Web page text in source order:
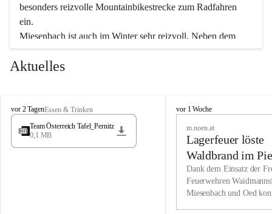
besonders reizvolle Mountainbikestrecke zum Radfahren
ein.
Miesenbach ist auch im Winter sehr reizvoll. Neben dem
Eisstockschießen gibt es auf dem nahe gelegenen Unterberg
wunderschöne Naturschneepisten, die zum Schifahren oder
vielfältige Angebot unserer Kulturvereine.
Überzeugen Sie sich selbst, dass Sie in Miesenbach sowie
in den Beherbergungsbetrieben, Gaststätten und urigen
Wir kennen Miesenbach als lebens- und liebenswerten Ort.
Tradition und Innovation werden ebenso groß geschrieben
Aktuelles
M
i
s
vor 2 TagenEssen & Trinken
Team Österreich Tafel_Pernitz
0,1 MB
M
h
vor 1 Woche
m.noen.at
Lagerfeuer löste
Waldbrand im
aus
Dank dem Einsatz der
Feuerwehren
Miesenbach und Oed